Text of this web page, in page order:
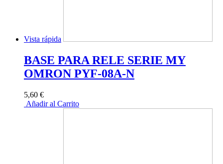
Vista rápida
BASE PARA RELE SERIE MY
OMRON PYF-08A-N
5,60 €
Añadir al Carrito